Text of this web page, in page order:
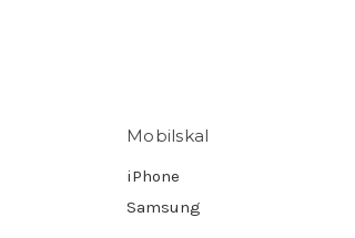
Mobilskal
iPhone
Samsung